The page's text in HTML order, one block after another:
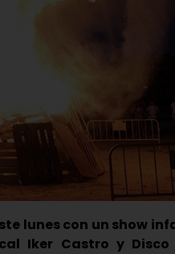
lunes con un show
Iker Castro y Disco